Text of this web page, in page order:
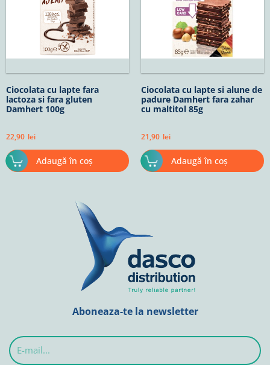
Ciocolata cu lapte fara
lactoza si fara gluten
Damhert 100g
22,90 lei
Adaugă în coș
Ciocolata cu lapte si alune de
padure Damhert fara zahar
cu maltitol 85g
21,90 lei
Adaugă în coș
Aboneaza-te la newsletter
E-
mail...